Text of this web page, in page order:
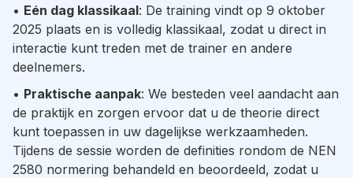
• Eén dag klassikaal: De training vindt op 9 oktober
2025 plaats en is volledig klassikaal, zodat u direct in
interactie kunt treden met de trainer en andere
deelnemers.
• Praktische aanpak: We besteden veel aandacht aan
de praktijk en zorgen ervoor dat u de theorie direct
kunt toepassen in uw dagelijkse werkzaamheden.
Tijdens de sessie worden de definities rondom de NEN
2580 normering behandeld en beoordeeld, zodat u